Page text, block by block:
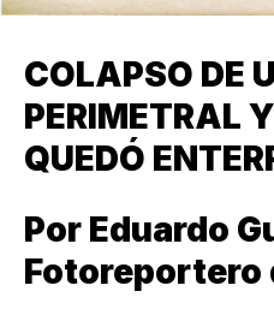
COLAPSO DE
PERIMETRAL
QUEDÓ
Por Eduardo
Fotoreportero